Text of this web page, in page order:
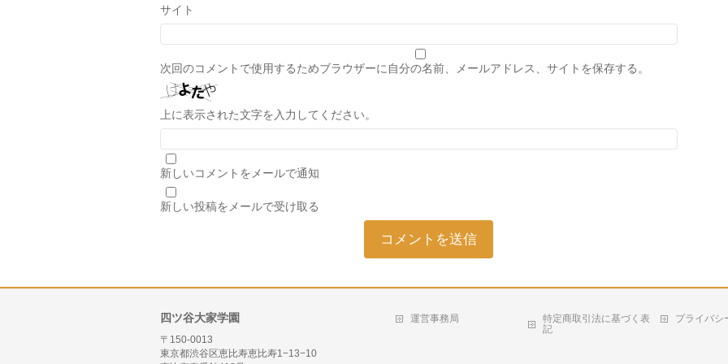
サイト
次回のコメントで使用するためブラウザーに自分の名前、メールアドレス、サイトを保存する。
上に表示された文字を入力してください。
新しいコメントをメールで通知
新しい投稿をメールで受け取る
四ツ谷大家学園
〒150-0013
東京都渋谷区恵比寿恵比寿1−13−10
運営事務局
特定商取引法に基づく表
記
プライバシ